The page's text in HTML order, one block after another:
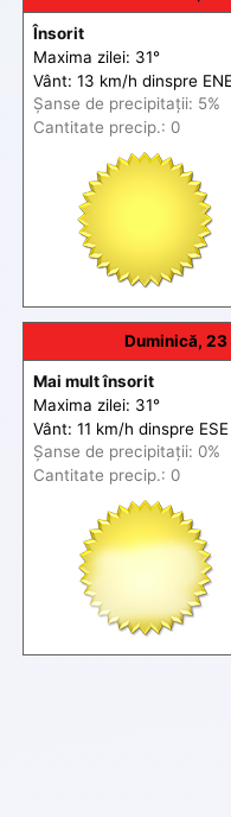
Însorit
Maxima zilei: 31°
Vânt: 13 km/h dinspre ENE
Șanse de precipitații: 5%
Cantitate precip.: 0
Duminică,
Mai mult însorit
Maxima zilei: 31°
Vânt: 11 km/h dinspre ESE
Șanse de precipitații: 0%
Cantitate precip.: 0